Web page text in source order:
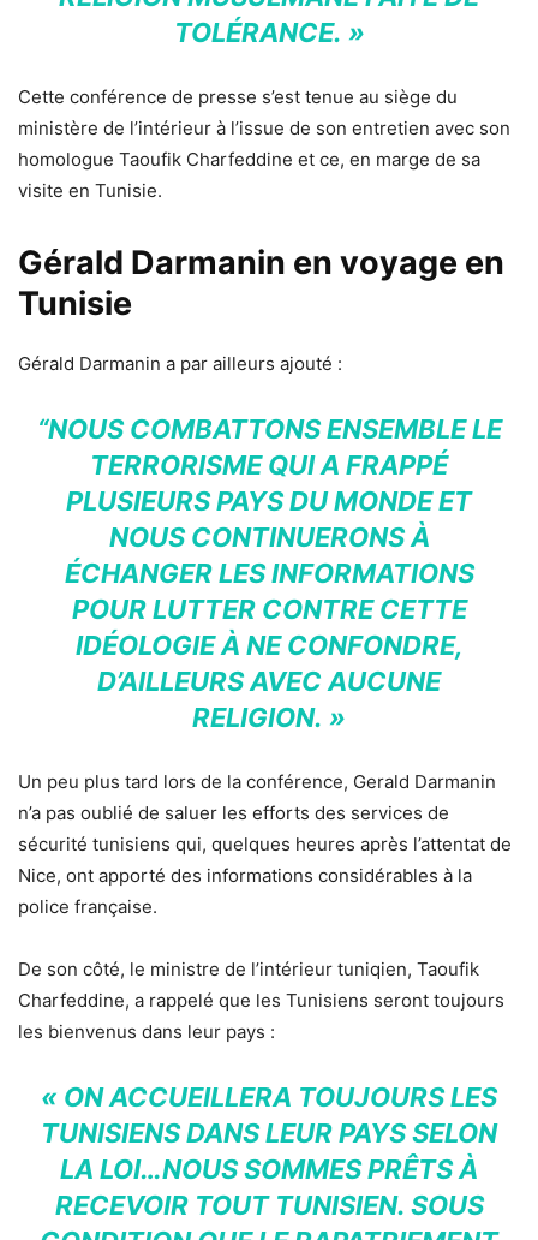
TOLÉRANCE. »
Cette conférence de presse s’est tenue au siège du
ministère de l’intérieur à l’issue de son entretien avec son
homologue Taoufik Charfeddine et ce, en marge de sa
visite en Tunisie.
Gérald Darmanin en voyage en
Tunisie
Gérald Darmanin a par ailleurs ajouté :
“NOUS COMBATTONS ENSEMBLE LE
TERRORISME QUI A FRAPPÉ
PLUSIEURS PAYS DU MONDE ET
NOUS CONTINUERONS À
ÉCHANGER LES INFORMATIONS
POUR LUTTER CONTRE CETTE
IDÉOLOGIE À NE CONFONDRE,
D’AILLEURS AVEC AUCUNE
RELIGION. »
Un peu plus tard lors de la conférence, Gerald Darmanin
n’a pas oublié de saluer les efforts des services de
sécurité tunisiens qui, quelques heures après l’attentat de
Nice, ont apporté des informations considérables à la
police française.
De son côté, le ministre de l’intérieur tuniqien, Taoufik
Charfeddine, a rappelé que les Tunisiens seront toujours
les bienvenus dans leur pays :
« ON ACCUEILLERA TOUJOURS LES
TUNISIENS DANS LEUR PAYS SELON
LA LOI…NOUS SOMMES PRÊTS À
RECEVOIR TOUT TUNISIEN. SOUS